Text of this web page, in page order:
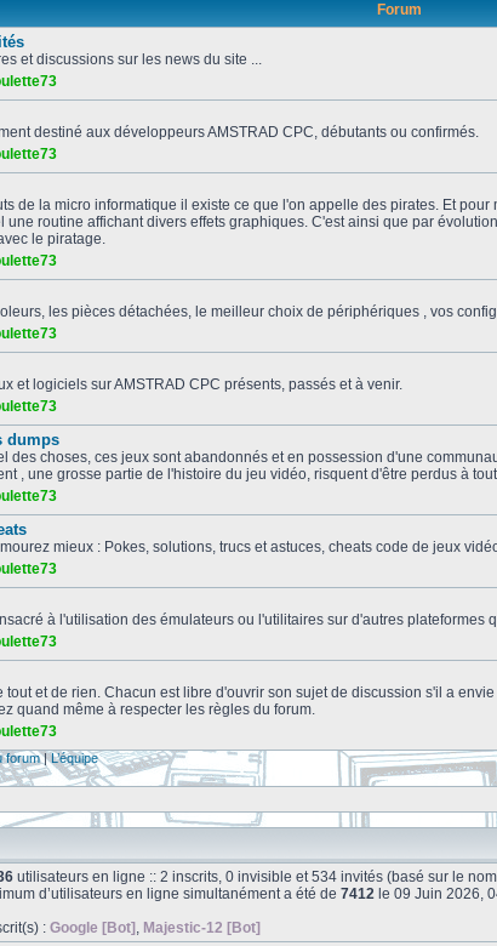
Forum
et discussions sur les news du site ...
destiné aux développeurs AMSTRAD CPC, débutants ou confirmés.
de la micro informatique il existe ce que l'on appelle des pirates. Et
une routine affichant divers effets graphiques. C'est ainsi que par
le piratage.
les pièces détachées, le meilleur choix de périphériques , vos
et logiciels sur AMSTRAD CPC présents, passés et à venir.
dumps
des choses, ces jeux sont abandonnés et en possession d'une
, une grosse partie de l'histoire du jeu vidéo, risquent d'être perdus à
mieux : Pokes, solutions, trucs et astuces, cheats code de jeux
à l'utilisation des émulateurs ou l'utilitaires sur d'autres plateformes
tout et de rien. Chacun est libre d'ouvrir son sujet de discussion s'il a
quand même à respecter les règles du forum.
forum|L’équipe
utilisateurs en ligne :: 2 inscrits, 0 invisible et 534 invités (basé sur le
d’utilisateurs en ligne simultanément a été de 7412 le 09 Juin 2026,
: Google [Bot] , Majestic-12 [Bot]